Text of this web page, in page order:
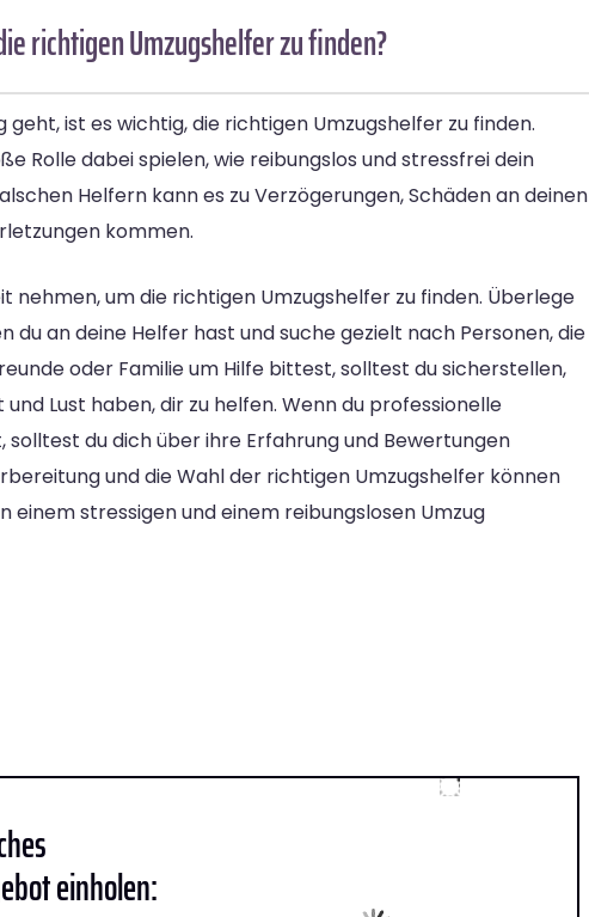
richtigen Umzugshelfer zu finden?
geht, ist es wichtig, die richtigen Umzugshelfer zu finden.
Rolle dabei spielen, wie reibungslos und stressfrei dein
Helfern kann es zu Verzögerungen, Schäden an deinen
kommen.
nehmen, um die richtigen Umzugshelfer zu finden. Überlege
du an deine Helfer hast und suche gezielt nach Personen, die
oder Familie um Hilfe bittest, solltest du sicherstellen,
Lust haben, dir zu helfen. Wenn du professionelle
solltest du dich über ihre Erfahrung und Bewertungen
und die Wahl der richtigen Umzugshelfer können
einem stressigen und einem reibungslosen Umzug
einholen: